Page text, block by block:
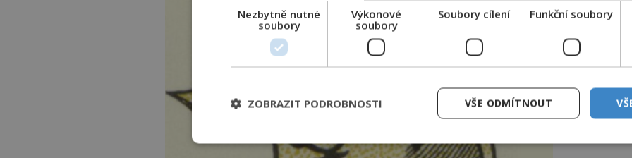
Nezbytně nutné
soubory
Výkonové
soubory
Soubory cílení Funkční soubory
VŠE ODMÍTNOUT
ZOBRAZIT PODROBNOSTI